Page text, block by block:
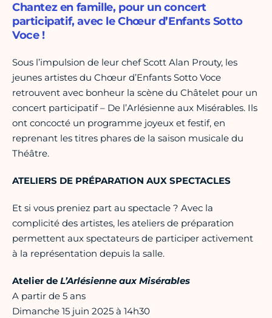
Chantez en famille, pour un concert
participatif, avec le Chœur d’Enfants Sotto
Voce !
Sous l’impulsion de leur chef Scott Alan Prouty, les
jeunes artistes du Chœur d’Enfants Sotto Voce
retrouvent avec bonheur la scène du Châtelet pour un
concert participatif – De l’Arlésienne aux Misérables. Ils
ont concocté un programme joyeux et festif, en
reprenant les titres phares de la saison musicale du
Théâtre.
ATELIERS DE PRÉPARATION AUX SPECTACLES
Et si vous preniez part au spectacle ? Avec la
complicité des artistes, les ateliers de préparation
permettent aux spectateurs de participer activement
à la représentation depuis la salle.
Atelier de L’Arlésienne aux Misérables
A partir de 5 ans
Dimanche 15 juin 2025 à 14h30